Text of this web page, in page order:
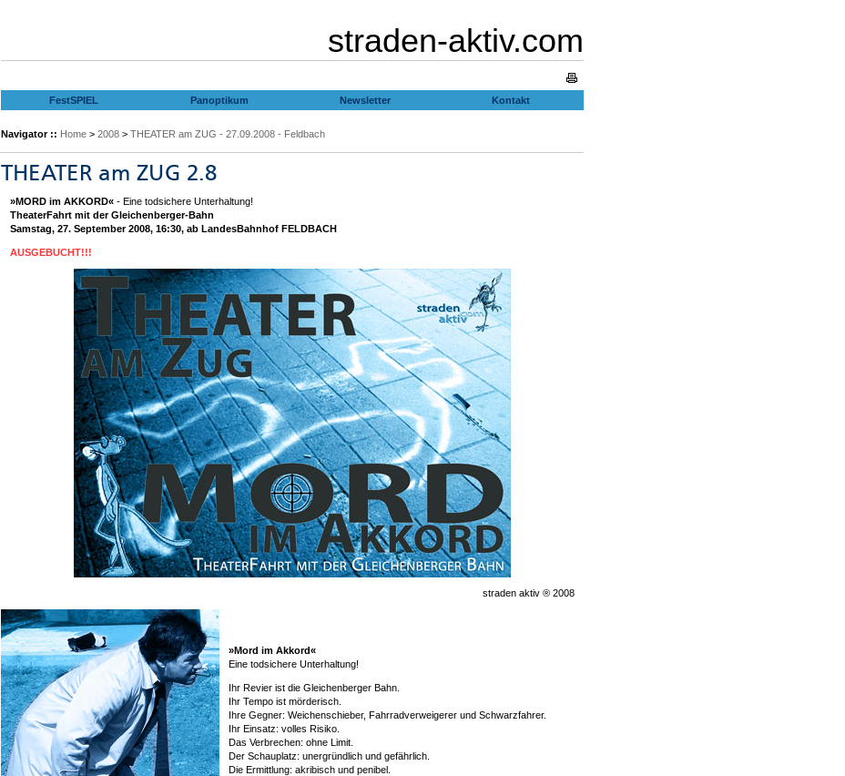
straden-aktiv.com
FestSPIEL Panoptikum Newsletter Kontakt
Navigator :: Home > 2008 > THEATER am ZUG - 27.09.2008 - Feldbach
»MORD im AKKORD« - Eine todsichere Unterhaltung!
TheaterFahrt mit der Gleichenberger-Bahn
Samstag, 27. September 2008, 16:30, ab LandesBahnhof FELDBACH
AUSGEBUCHT!!!
straden aktiv ® 2008
»Mord im Akkord«
Eine todsichere Unterhaltung!
Ihr Revier ist die Gleichenberger Bahn.
Ihr Tempo ist mörderisch.
Ihre Gegner: Weichenschieber, Fahrradverweigerer und Schwarzfahrer.
Ihr Einsatz: volles Risiko.
Das Verbrechen: ohne Limit.
Der Schauplatz: unergründlich und gefährlich.
Die Ermittlung: akribisch und penibel.